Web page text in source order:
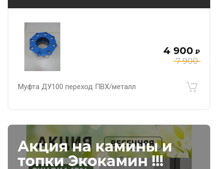
7 900
4 900 ₽
Муфта ДУ100 переход ПВХ/металл
Акция на камины и
топки Экокамин !!!